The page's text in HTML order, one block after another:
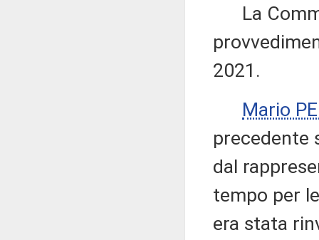
La
2021.
Mario
precedente
dal
tempo per
era stata